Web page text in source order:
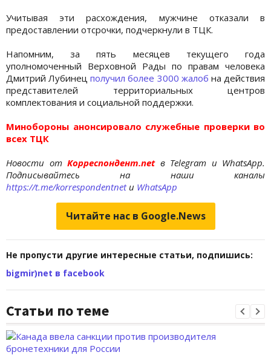
Учитывая эти расхождения, мужчине отказали в
предоставлении отсрочки, подчеркнули в ТЦК.
Напомним, за пять месяцев текущего года
уполномоченный Верховной Рады по правам человека
Дмитрий Лубинец получил более 3000 жалоб на действия
представителей территориальных центров
комплектования и социальной поддержки.
Минобороны анонсировало служебные проверки во
всех ТЦК
Новости отКорреспондент.net в Telegram и WhatsApp.
Подписывайтесь на наши каналы
https://t.me/korrespondentnetи WhatsApp
Читайте нас в Google.News
Не пропусти другие интересные статьи, подпишись:
bigmir)net в facebook
Статьи по теме